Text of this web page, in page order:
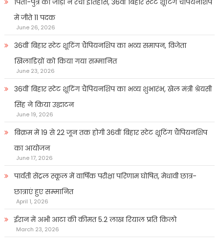
पिता-पुत्र की जोड़ी ने रचा इतिहास, 36वीं बिहार स्टेट शूटिंग चैंपियनशिप
में जीते 11 पदक
June 26, 2026
36वीं बिहार स्टेट शूटिंग चैंपियनशिप का भव्य समापन, विजेता
खिलाडिय़ों को किया गया सम्मानित
June 23, 2026
36वीं बिहार स्टेट शूटिंग चैंपियनशिप का भव्य शुभारंभ, खेल मंत्री श्रेयसी
सिंह ने किया उद्घाटन
June 19, 2026
बिक्रम में 19 से 22 जून तक होगी 36वीं बिहार स्टेट शूटिंग चैंपियनशिप
का आयोजन
June 17, 2026
पार्वती सेंट्रल स्कूल में वार्षिक परीक्षा परिणाम घोषित, मेधावी छात्र-
छात्राएं हुए सम्मानित
April 1, 2026
ईरान में अभी आटा की कीमत 5.2 लाख रियाल प्रति किलो
March 23, 2026